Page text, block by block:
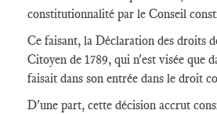
constitutionnalité par le Conseil
Ce faisant, la Déclaration des droits
Citoyen de 1789, qui n'est visée que
faisait dans son entrée dans le droit
D'une part, cette décision accrut